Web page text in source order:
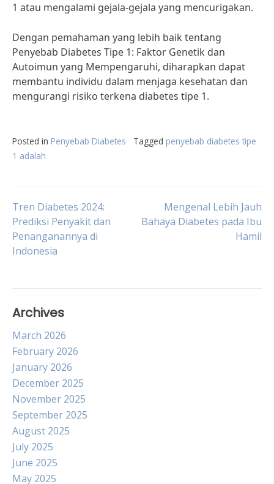
1 atau mengalami gejala-gejala yang mencurigakan.
Dengan pemahaman yang lebih baik tentang
Penyebab Diabetes Tipe 1: Faktor Genetik dan
Autoimun yang Mempengaruhi, diharapkan dapat
membantu individu dalam menjaga kesehatan dan
mengurangi risiko terkena diabetes tipe 1.
Posted in Penyebab Diabetes Tagged penyebab diabetes tipe
1 adalah
Post
navigation
Tren Diabetes 2024:
Prediksi Penyakit dan
Penanganannya di
Indonesia
Mengenal Lebih Jauh
Bahaya Diabetes pada Ibu
Hamil
Archives
March 2026
February 2026
January 2026
December 2025
November 2025
September 2025
August 2025
July 2025
June 2025
May 2025